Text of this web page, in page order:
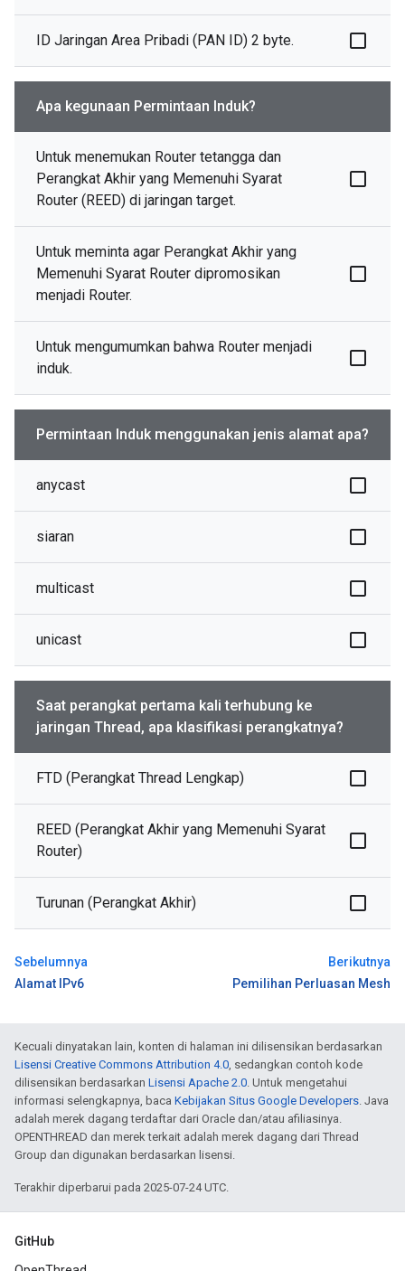
ID Jaringan Area Pribadi (PAN ID) 2 byte.
Apa kegunaan Permintaan Induk?
Untuk menemukan Router tetangga dan
Perangkat Akhir yang Memenuhi Syarat
Router (REED) di jaringan target.
Untuk meminta agar Perangkat Akhir yang
Memenuhi Syarat Router dipromosikan
menjadi Router.
Untuk mengumumkan bahwa Router menjadi
induk.
Permintaan Induk menggunakan jenis alamat apa?
anycast
siaran
multicast
unicast
Saat perangkat pertama kali terhubung ke
jaringan Thread, apa klasifikasi perangkatnya?
FTD (Perangkat Thread Lengkap)
REED (Perangkat Akhir yang Memenuhi Syarat
Router)
Turunan (Perangkat Akhir)
Sebelumnya
Alamat IPv6
Berikutnya
Pemilihan Perluasan Mesh
Kecuali dinyatakan lain, konten di halaman ini dilisensikan berdasarkan
Lisensi Creative Commons Attribution 4.0 , sedangkan contoh kode
dilisensikan berdasarkan Lisensi Apache 2.0 . Untuk mengetahui
informasi selengkapnya, baca Kebijakan Situs Google Developers . Java
adalah merek dagang terdaftar dari Oracle dan/atau afiliasinya.
OPENTHREAD dan merek terkait adalah merek dagang dari Thread
Group dan digunakan berdasarkan lisensi.
Terakhir diperbarui pada 2025-07-24 UTC.
GitHub